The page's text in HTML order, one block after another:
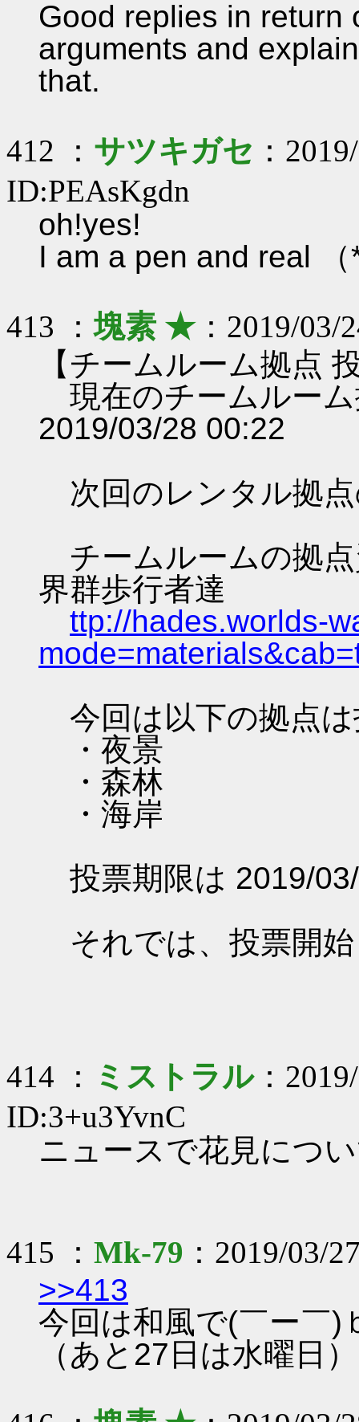
Good replies in return
arguments and
that.
412 ： サツキガセ ：
ID:PEAsKgdn
oh!yes!
I am a pen and real
413 ：塊素 ★：2019/03/
【チームルーム拠点
現在のチームルー
2019/03/28 00:22
次回のレンタル拠
チームルームの拠
界群歩行者達
ttp://hades.worlds-
今回は以下の拠点
・夜景
・森林
・海岸
投票期限は 2019/
それでは、投票開
414 ： ミストラル：
ID:3+u3YvnC
ニュースで花見につ
415 ： Mk-79 ：2019/03/
>>413
今回は和風で(￣ー￣)
（あと27日は水曜日）